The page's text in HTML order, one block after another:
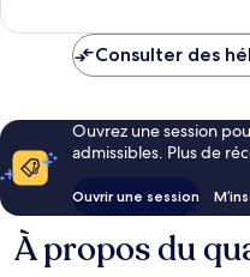
Consulter des
Ouvrez une session
admissibles. Plus de
Ouvrir une session
À propos du